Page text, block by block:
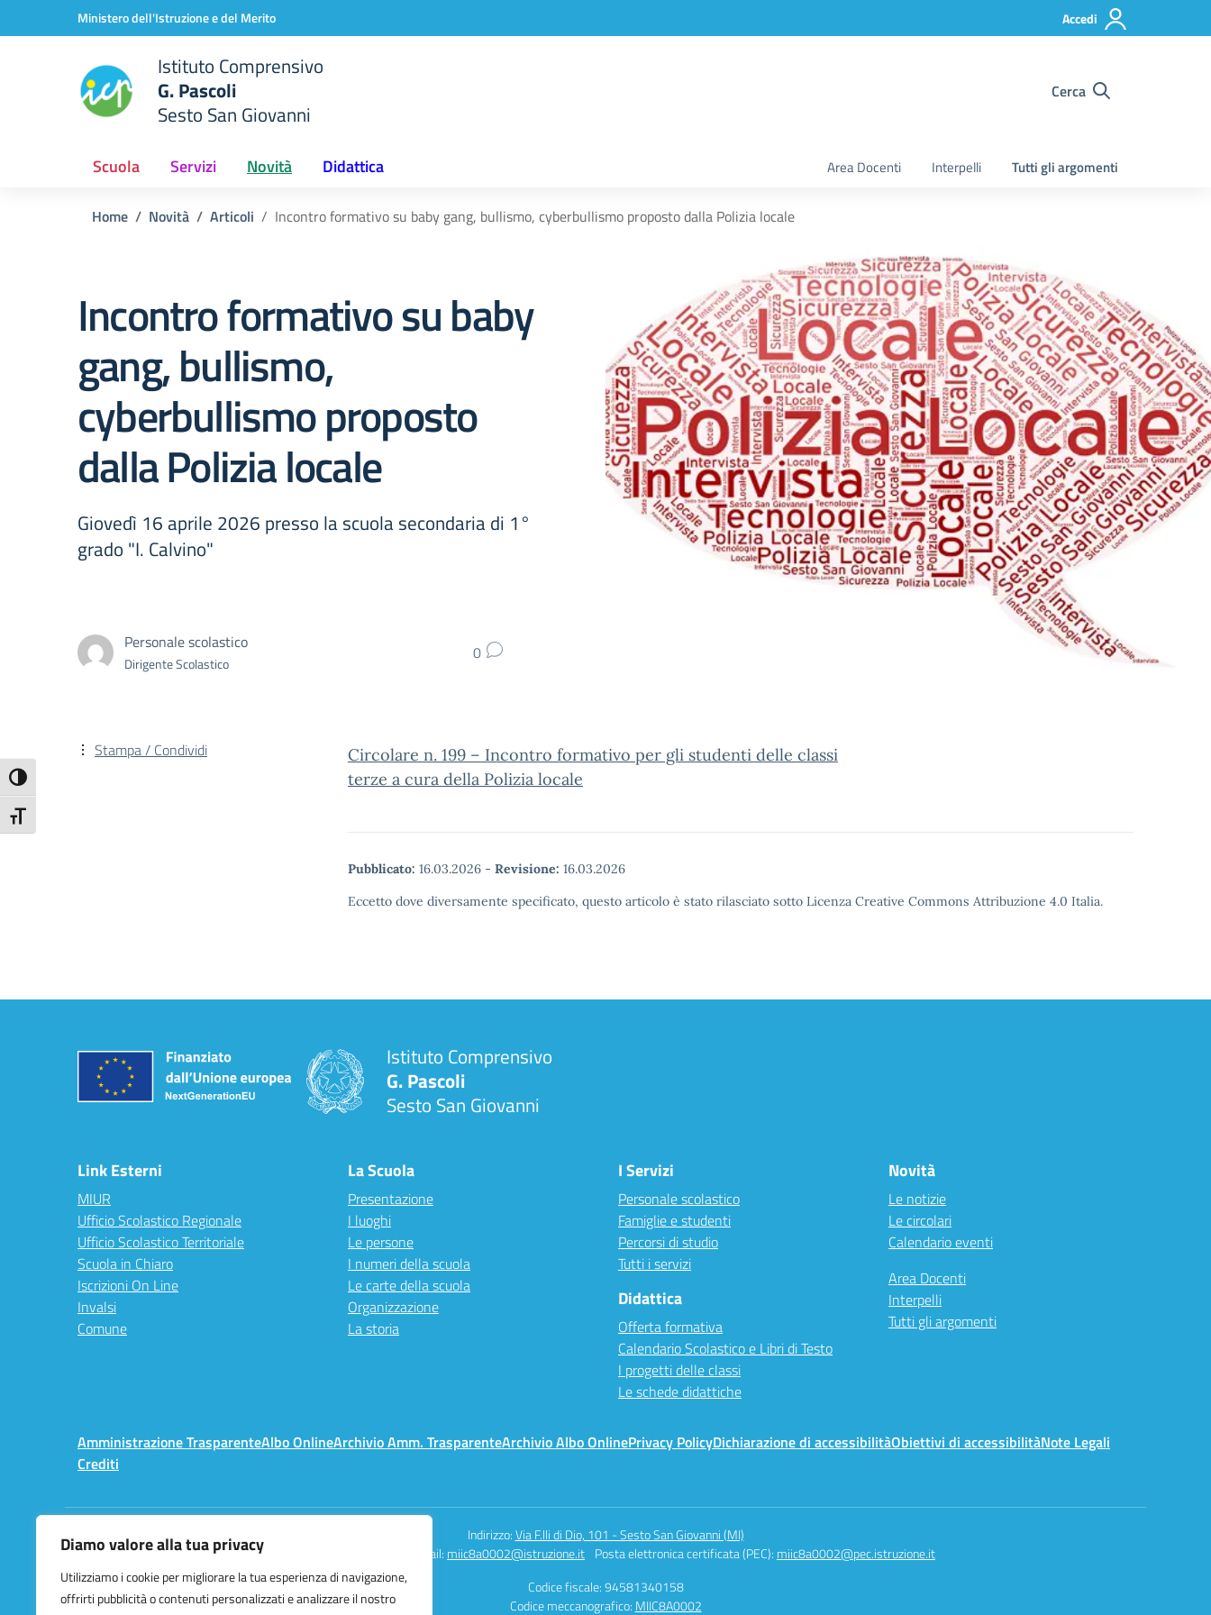
Diamo valore alla tua privacy
Utilizziamo i cookie per migliorare la tua esperienza di navigazione,
offrirti pubblicità o contenuti personalizzati e analizzare il nostro
Attiva/disattiva alto contrasto
Attiva/disattiva dimensione testo
Vai ai contenuti
Vai al menu di navigazioneMinistero dell'Istruzione e del Merito Accedi
Istituto Comprensivo
G. Pascoli
Sesto San Giovanni
Cerca
Scuola Servizi Novità Didattica Area Docenti Interpelli Tutti gli argomenti
Home Novità Articoli Incontro formativo su baby gang, bullismo, cyberbullismo proposto dalla Polizia locale
Incontro formativo su baby
gang, bullismo,
cyberbullismo proposto
dalla Polizia locale
Giovedì 16 aprile 2026 presso la scuola secondaria di 1°
grado "I. Calvino"
Personale scolastico
Dirigente Scolastico 0
Circolare n. 199 – Incontro formativo per gli studenti delle classi
terze a cura della Polizia locale
Pubblicato: 16.03.2026 - Revisione: 16.03.2026
Eccetto dove diversamente specificato, questo articolo è stato rilasciato sotto Licenza Creative Commons Attribuzione 4.0 Italia.
Stampa / Condividi
Istituto Comprensivo
G. Pascoli
Sesto San Giovanni
Link Esterni
MIUR
Ufficio Scolastico Regionale
Ufficio Scolastico Territoriale
Scuola in Chiaro
Iscrizioni On Line
Invalsi
Comune
La Scuola
Presentazione
I luoghi
Le persone
I numeri della scuola
Le carte della scuola
Organizzazione
La storia
I Servizi
Personale scolastico
Famiglie e studenti
Percorsi di studio
Tutti i servizi
Didattica
Offerta formativa
Calendario Scolastico e Libri di Testo
I progetti delle classi
Le schede didattiche
Novità
Le notizie
Le circolari
Calendario eventi
Area Docenti
Interpelli
Tutti gli argomenti
Amministrazione TrasparenteAlbo OnlineArchivio Amm. TrasparenteArchivio Albo OnlinePrivacy PolicyDichiarazione di accessibilitàObiettivi di accessibilitàNote Legali
Crediti
Indirizzo:Via F.lli di Dio, 101 - Sesto San Giovanni (MI)
Email: miic8a0002@istruzione.it Posta elettronica certificata (PEC): miic8a0002@pec.istruzione.it
Codice fiscale: 94581340158
Codice meccanografico: MIIC8A0002